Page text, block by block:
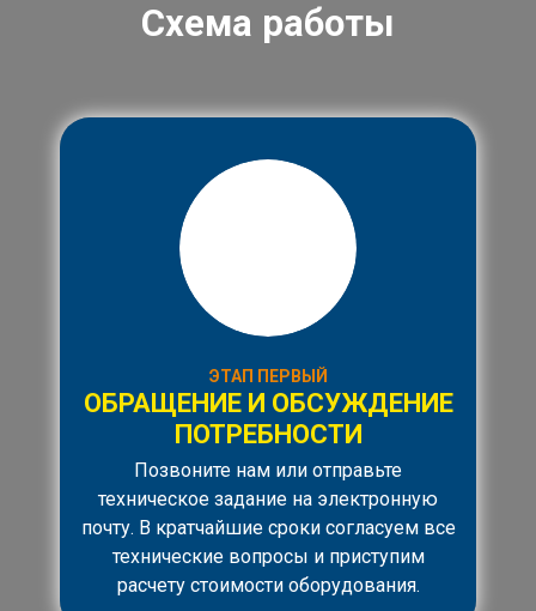
Схема работы
ЭТАП ПЕРВЫЙ
ОБРАЩЕНИЕ И ОБСУЖДЕНИЕ
ПОТРЕБНОСТИ
Позвоните нам или отправьте
техническое задание на электронную
почту. В кратчайшие сроки согласуем все
технические вопросы и приступим
расчету стоимости оборудования.